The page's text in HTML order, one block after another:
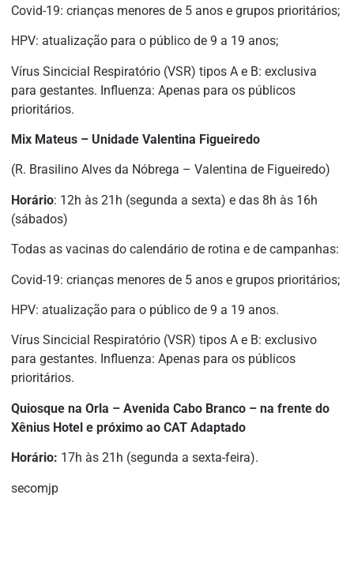
Covid-19: crianças menores de 5 anos e grupos prioritários;
HPV: atualização para o público de 9 a 19 anos;
Vírus Sincicial Respiratório (VSR) tipos A e B: exclusiva
para gestantes. Influenza: Apenas para os públicos
prioritários.
Mix Mateus – Unidade Valentina Figueiredo
(R. Brasilino Alves da Nóbrega – Valentina de Figueiredo)
Horário: 12h às 21h (segunda a sexta) e das 8h às 16h
(sábados)
Todas as vacinas do calendário de rotina e de campanhas:
Covid-19: crianças menores de 5 anos e grupos prioritários;
HPV: atualização para o público de 9 a 19 anos.
Vírus Sincicial Respiratório (VSR) tipos A e B: exclusivo
para gestantes. Influenza: Apenas para os públicos
prioritários.
Quiosque na Orla – Avenida Cabo Branco – na frente do
Xênius Hotel e próximo ao CAT Adaptado
Horário: 17h às 21h (segunda a sexta-feira).
secomjp